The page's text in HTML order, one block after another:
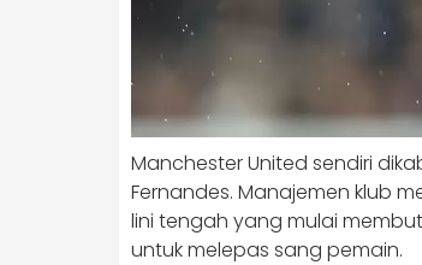
Manchester United sendiri
Fernandes. Manajemen klub
lini tengah yang mulai
untuk melepas sang pemain.